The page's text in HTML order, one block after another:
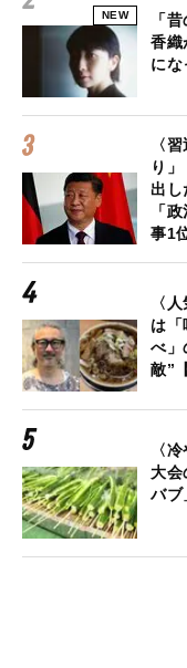
NEW
「
香織
にな
〈
り
出
「
事1
〈
は
べ」
敵”
〈
大会
バブ